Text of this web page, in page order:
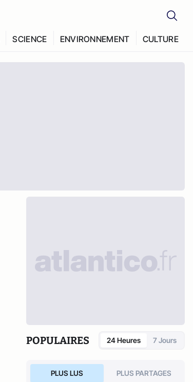
SCIENCE ENVIRONNEMENT CULTURE
POPULAIRES 24 Heures 7 Jours
PLUS LUS PLUS PARTAGES